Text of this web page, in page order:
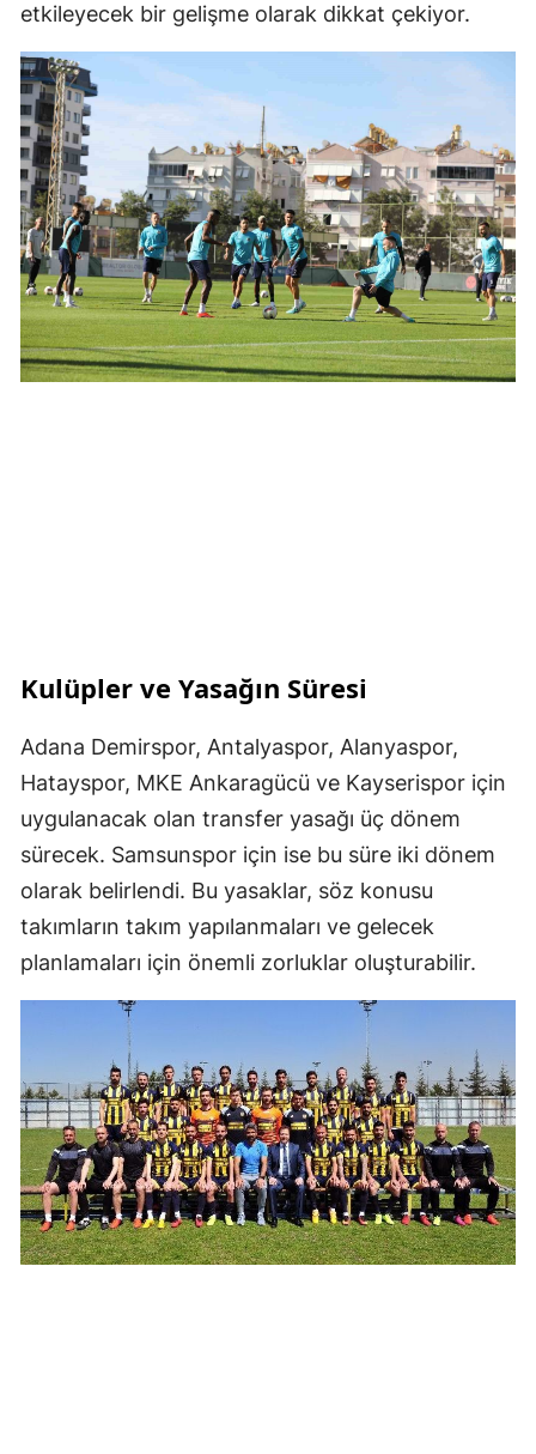
etkileyecek bir gelişme olarak dikkat çekiyor.
Kulüpler ve Yasağın Süresi
Adana Demirspor, Antalyaspor, Alanyaspor,
Hatayspor, MKE Ankaragücü ve Kayserispor için
uygulanacak olan transfer yasağı üç dönem
sürecek. Samsunspor için ise bu süre iki dönem
olarak belirlendi. Bu yasaklar, söz konusu
takımların takım yapılanmaları ve gelecek
planlamaları için önemli zorluklar oluşturabilir.